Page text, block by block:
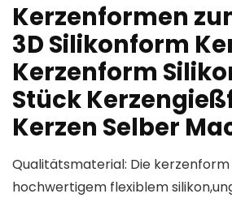
Kerzenformen
3D Silikonform
Kerzenform
Stück
Kerzen Selber
Qualitätsmaterial: Die
hochwertigem flexiblem